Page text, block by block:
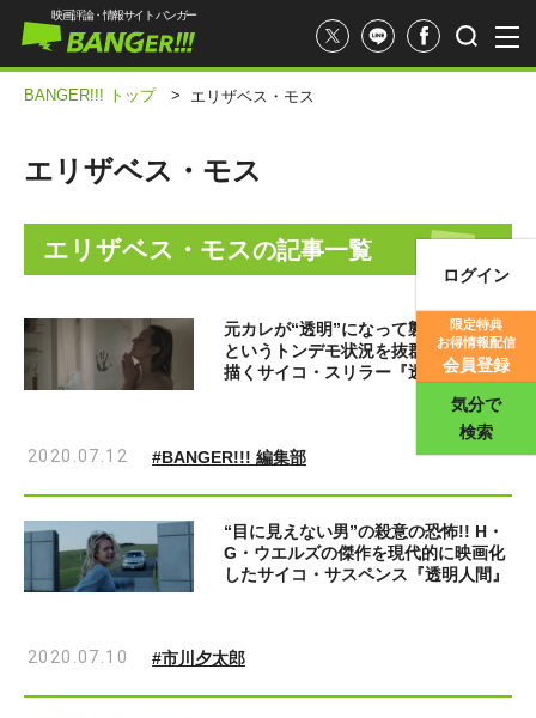
映画評価
映画評論・情報サイト バンガー
ログイン
限定特典
お得情報配信
会員登録
気分で
検索
BANGER!!! トップ > エリザベス・モス
エリザベス・モス
エリザベス・モスの記事一覧
元カレが“透明”になって襲ってきた！
というトンデモ状況を抜群の説得力で
描くサイコ・スリラー『透明人間』
2020.07.12 #BANGER!!! 編集部
“目に見えない男”の殺意の恐怖!! H・
G・ウエルズの傑作を現代的に映画化
したサイコ・サスペンス『透明人間』
2020.07.10 #市川夕太郎